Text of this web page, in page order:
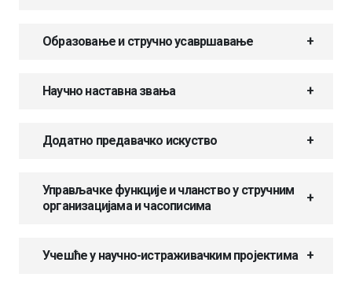
Образовање и стручно усавршавање
Научно наставна звања
Додатно предавачко искуство
Управљачке функције и чланство у стручним
организацијама и часописима
Учешће у научно-истраживачким пројектима